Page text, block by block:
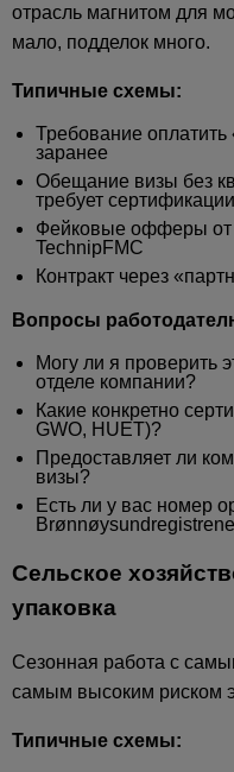
отрасль магнитом для
мало, подделок много.
Типичные схемы:
Требование
заранее
Обещание визы без
требует сертификации
Фейковые офферы от
TechnipFMC
Контракт через
Вопросы
Могу ли я проверить
отделе компании?
Какие конкретно
GWO, HUET)?
Предоставляет ли
визы?
Есть ли у вас номер
Сельское
упаковка
Сезонная работа с
самым высоким риском
Типичные схемы: